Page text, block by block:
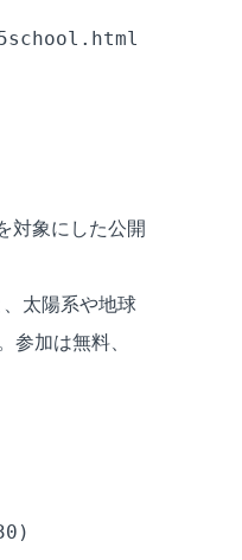
対象にした公開
太陽系や地球
参加は無料、